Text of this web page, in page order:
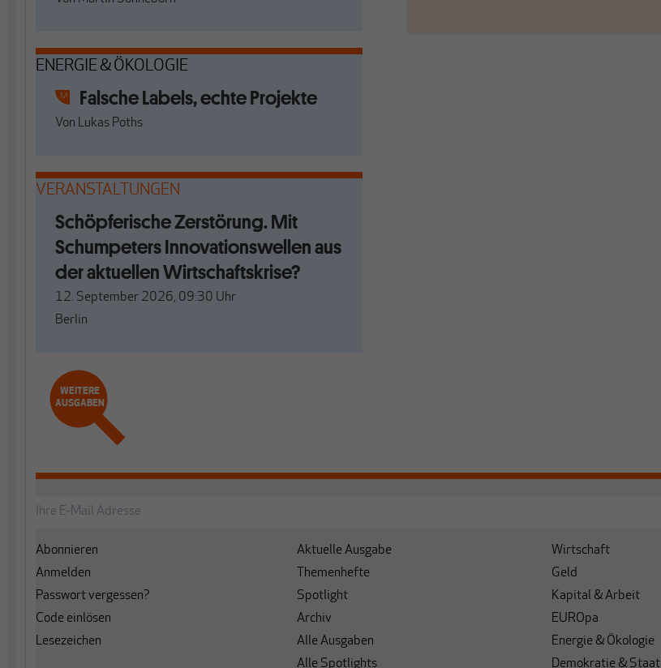
ENERGIE & ÖKOLOGIE
Falsche Labels, echte Projekte
Von Lukas Poths
VERANSTALTUNGEN
Schöpferische Zerstörung. Mit
Schumpeters Innovationswellen aus
der aktuellen Wirtschaftskrise?
12. September 2026, 09:30 Uhr
Berlin
WEITERE
AUSGABEN
Abonnieren
Anmelden
Passwort vergessen?
Code einlösen
Lesezeichen
Aktuelle Ausgabe
Themenhefte
Spotlight
Archiv
Alle Ausgaben
Alle Spotlights
Wirtschaft
Geld
Kapital & Arbeit
EUROpa
Energie & Ökologie
Demokratie & Staat